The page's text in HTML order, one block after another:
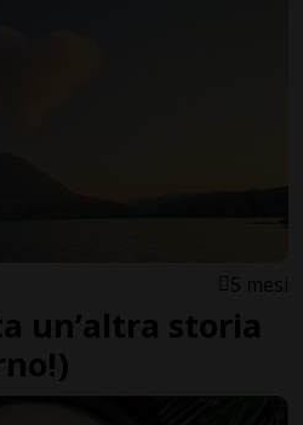
5 mesi
un’altra storia